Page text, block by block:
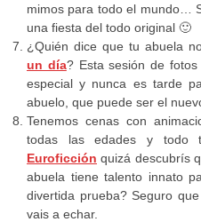
mimos para todo el mundo…
una fiesta del todo original 🙂
¿Quién dice que tu abuela
un día? Esta sesión de
especial y nunca es tarde
abuelo, que puede ser el
Tenemos cenas con
todas las edades y todo
Euroficción quizá descubrís
abuela tiene talento innato
divertida prueba? Seguro
vais a echar.